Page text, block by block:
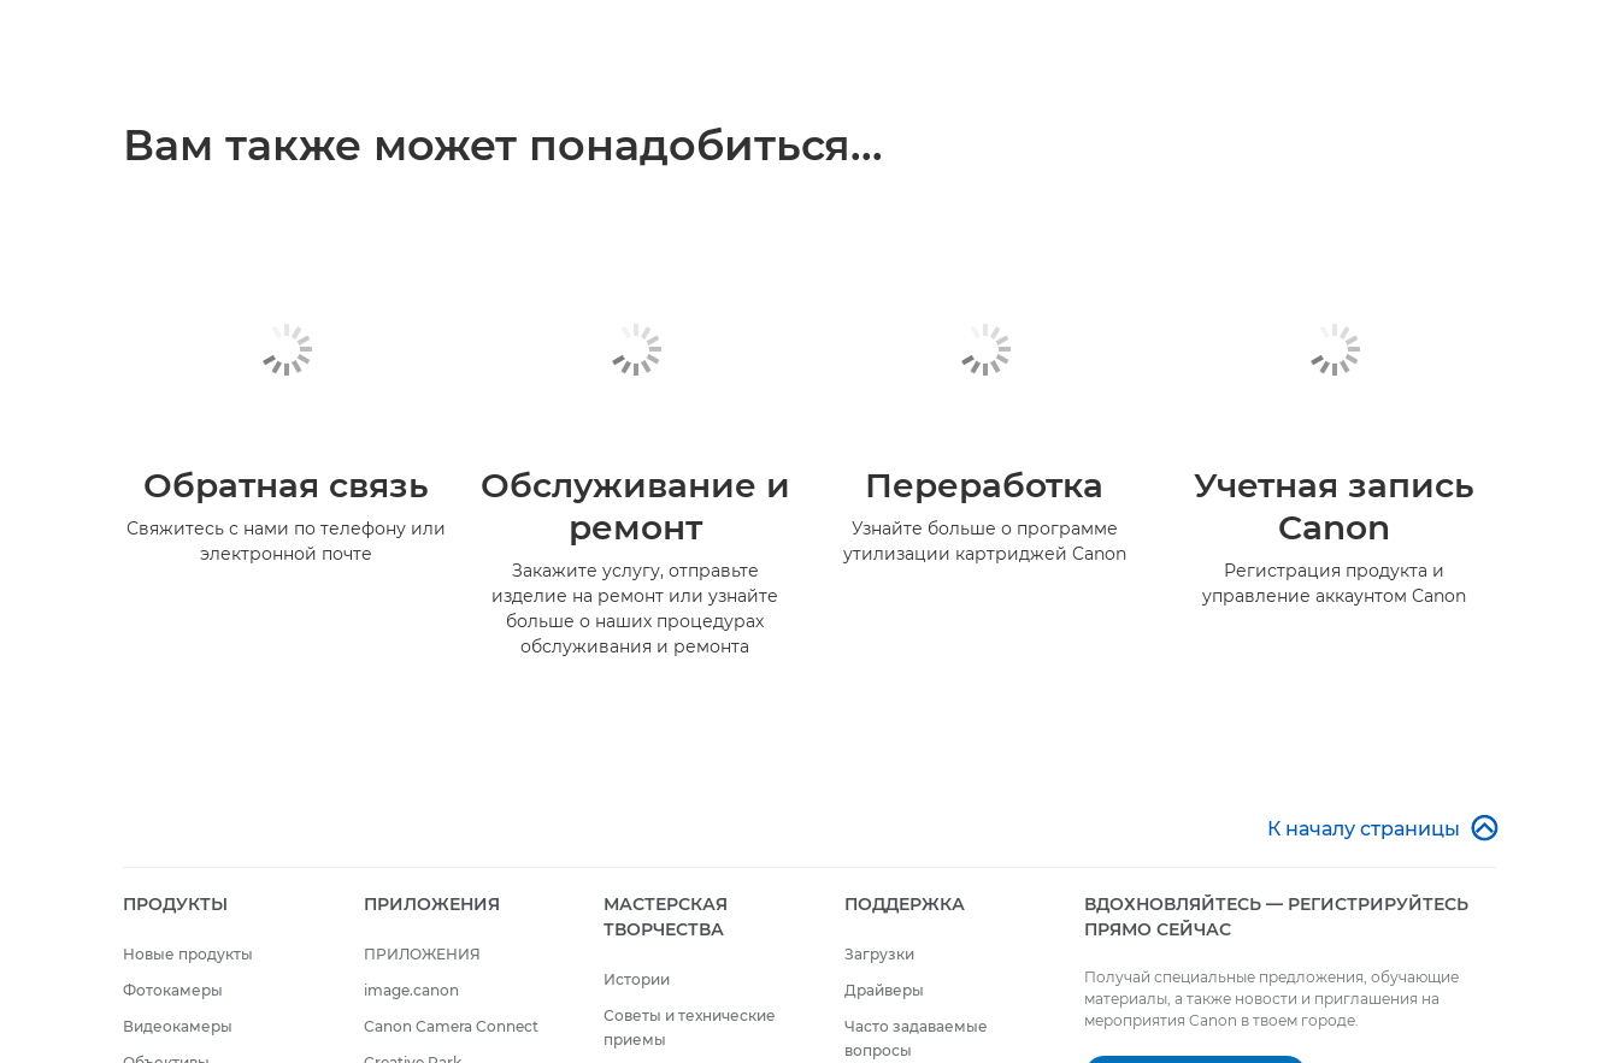
Вам также может понадобиться...
Обратная связь
Свяжитесь с нами по телефону или
электронной почте
Обслуживание и
ремонт
Закажите услугу, отправьте
изделие на ремонт или узнайте
больше о наших процедурах
обслуживания и ремонта
Переработка
Узнайте больше о программе
утилизации картриджей Canon
Учетная запись
Canon
Регистрация продукта и
управление аккаунтом Canon
К началу страницы 
ПРОДУКТЫ
Новые продукты
Фотокамеры
Видеокамеры
ПРИЛОЖЕНИЯ
ПРИЛОЖЕНИЯ
image.canon
Canon Camera Connect
МАСТЕРСКАЯ
ТВОРЧЕСТВА
Истории
Советы и технические
приемы
ПОДДЕРЖКА
Загрузки
Драйверы
Часто задаваемые
вопросы
ВДОХНОВЛЯЙТЕСЬ — РЕГИСТРИРУЙТЕСЬ
ПРЯМО СЕЙЧАС
Получай специальные предложения, обучающие
материалы, а также новости и приглашения на
мероприятия Canon в твоем городе.